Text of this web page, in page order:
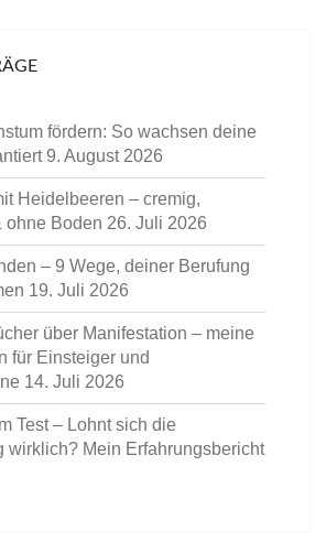
fördern: So wachsen deine
9. August 2026
Heidelbeeren – cremig,
ohne Boden 26. Juli 2026
– 9 Wege, deiner Berufung
19. Juli 2026
über Manifestation – meine
für Einsteiger und
14. Juli 2026
Test – Lohnt sich die
wirklich? Mein Erfahrungsbericht